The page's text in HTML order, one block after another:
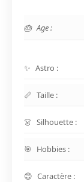
Age :
Astro :
Taille :
Silhouette :
Hobbies :
Caractère :